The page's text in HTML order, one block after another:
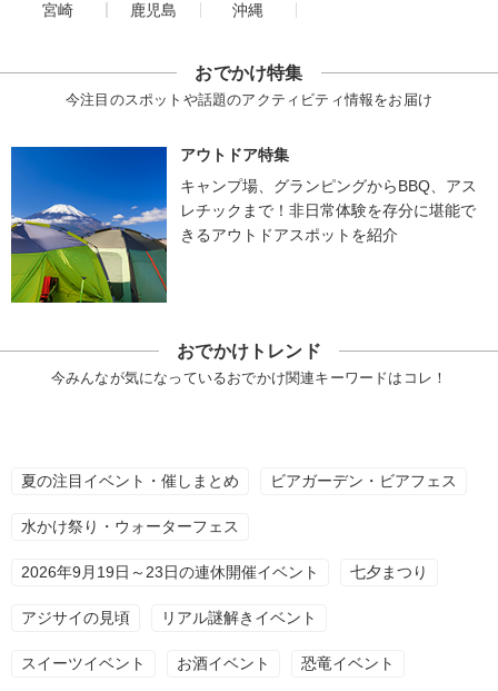
宮崎
鹿児島 沖縄
おでかけ特集
今注目のスポットや話題のアクティビティ情報をお届け
アウトドア特集
キャンプ場、グランピングからBBQ、アス
レチックまで！非日常体験を存分に堪能で
きるアウトドアスポットを紹介
おでかけトレンド
今みんなが気になっているおでかけ関連キーワードはコレ！
夏の注目イベント・催しまとめ ビアガーデン・ビアフェス
水かけ祭り・ウォーターフェス
2026年9月19日～23日の連休開催イベント 七夕まつり
アジサイの見頃 リアル謎解きイベント
スイーツイベント お酒イベント 恐竜イベント